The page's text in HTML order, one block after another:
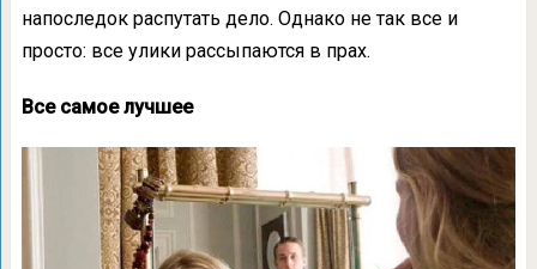
напоследок распутать дело. Однако не так все и
просто: все улики рассыпаются в прах.
Все самое лучшее